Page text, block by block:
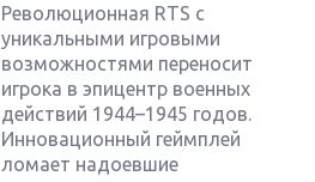
Революционная RTS с
уникальными игровыми
возможностями переносит
игрока в эпицентр военных
действий 1944–1945 годов.
Инновационный геймплей
ломает надоевшие